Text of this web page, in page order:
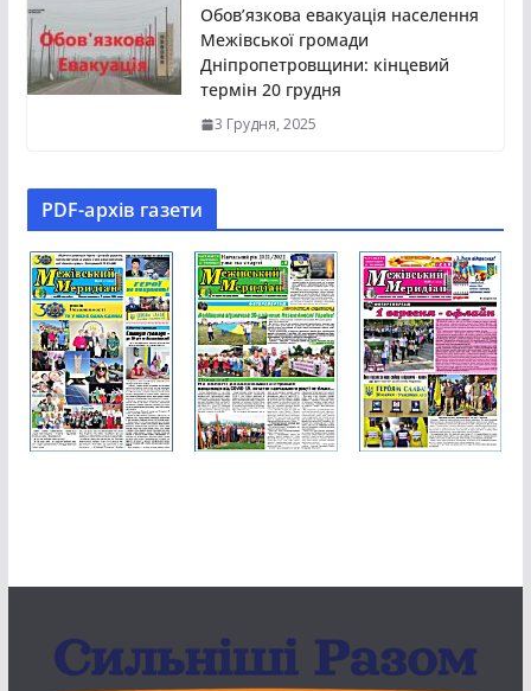
Обов’язкова евакуація населення
Межівської громади
Дніпропетровщини: кінцевий
термін 20 грудня
3 Грудня, 2025
PDF-aрхів газети